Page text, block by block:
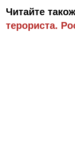
Читайте
терориста.